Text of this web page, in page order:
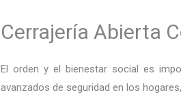
Cerrajería Abierta
El orden y el bienestar social es
avanzados de seguridad en los